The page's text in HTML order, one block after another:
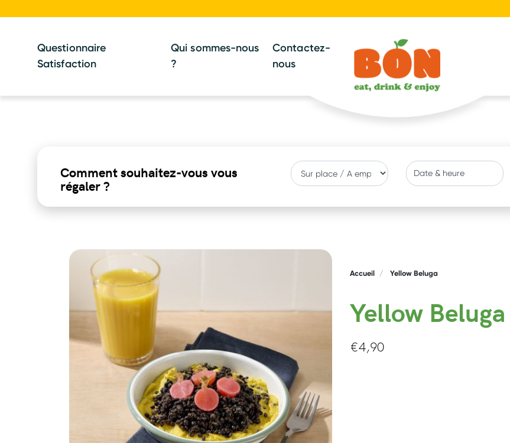
Questionnaire
Satisfaction
Qui sommes-nous
?
Contactez-
nous
Comment souhaitez-vous vous
régaler ?
Date & heure
Accueil Yellow Beluga
Yellow Beluga
€4,90